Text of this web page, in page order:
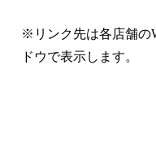
※リンク先は各店舗の
ドウで表示します。